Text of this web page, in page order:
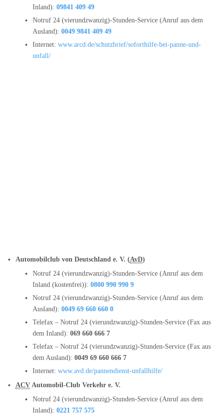
Inland):09841 409 49
Notruf 24 (vierundzwanzig)-Stunden-Service (Anruf aus dem
Ausland):0049 9841 409 49
Internet:www.arcd.de/schutzbrief/soforthilfe-bei-panne-und-
unfall/
Automobilclub von Deutschland e. V. (AvD)
Notruf 24 (vierundzwanzig)-Stunden-Service (Anruf aus dem
Inland (kostenfrei)):0800 990 990 9
Notruf 24 (vierundzwanzig)-Stunden-Service (Anruf aus dem
Ausland):0049 69 660 660 0
Telefax – Notruf 24 (vierundzwanzig)-Stunden-Service (Fax aus
dem Inland):069 660 666 7
Telefax – Notruf 24 (vierundzwanzig)-Stunden-Service (Fax aus
dem Ausland):0049 69 660 666 7
Internet:www.avd.de/pannendienst-unfallhilfe/
ACVAutomobil-Club Verkehr e. V.
Notruf 24 (vierundzwanzig)-Stunden-Service (Anruf aus dem
Inland):0221 757 575